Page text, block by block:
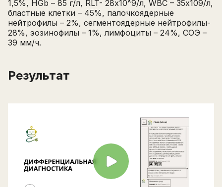
1,5%, HGb – 85 г/л, RLT- 28х10^9/л, WBC – 35х109/л,
бластные клетки – 45%, палочкоядерные
нейтрофилы – 2%, сегментоядерные нейтрофилы-
28%, эозинофилы – 1%, лимфоциты – 24%, СОЭ –
39 мм/ч.
Результат